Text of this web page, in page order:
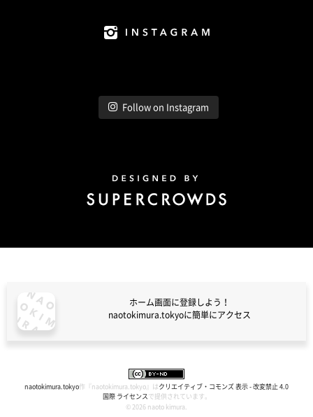
Follow on Instagram
ホーム画面に登録しよう！
naotokimura.tokyoに簡単にアクセス
naotokimura.tokyo作『 naotokimura.tokyo 』は クリエイティブ・コモンズ 表示 - 改変禁止 4.0
国際 ライセンス で提供されています。
© 2026 naoto kimura.